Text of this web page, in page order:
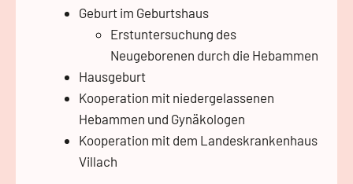
Geburt im Geburtshaus
Erstuntersuchung des
Neugeborenen durch die Hebammen
Hausgeburt
Kooperation mit niedergelassenen
Hebammen und Gynäkologen
Kooperation mit dem Landeskrankenhaus
Villach